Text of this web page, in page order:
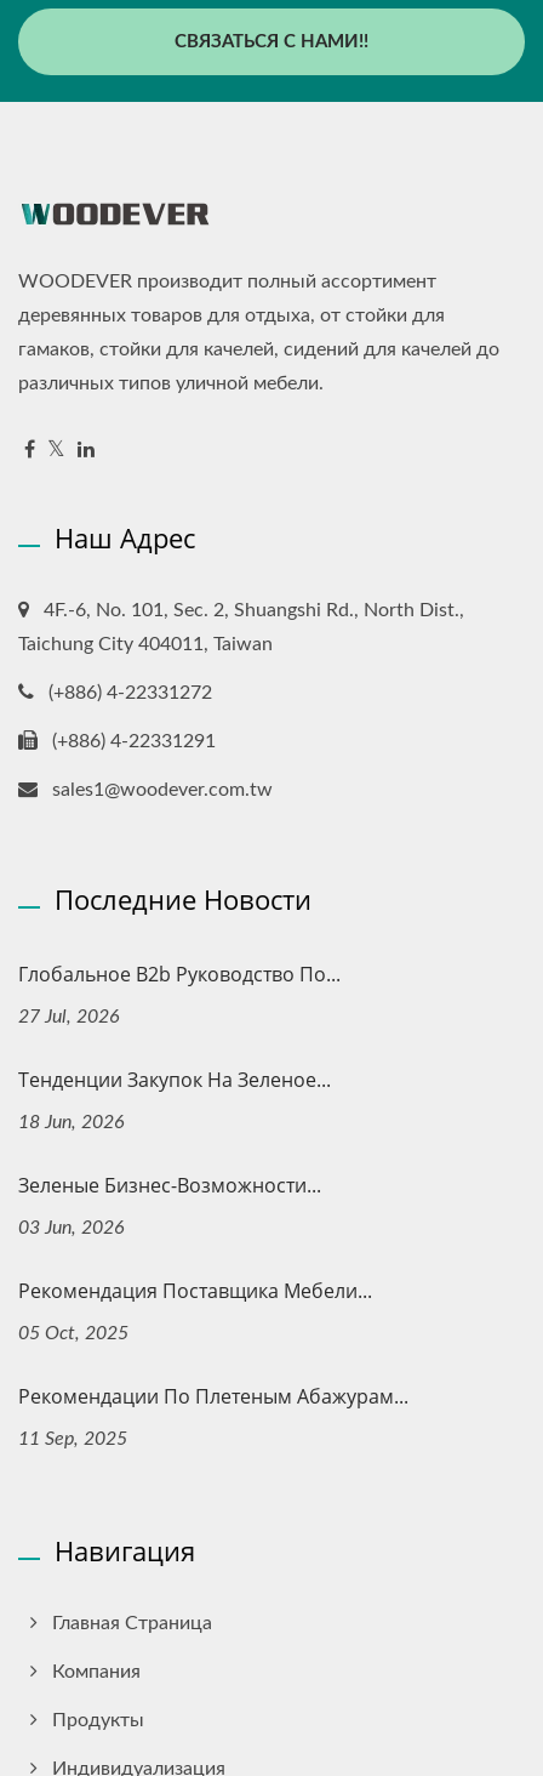
СВЯЗАТЬСЯ С НАМИ!!
WOODEVER производит полный ассортимент
деревянных товаров для отдыха, от стойки для
гамаков, стойки для качелей, сидений для качелей до
различных типов уличной мебели.
Наш Адрес
4F.-6, No. 101, Sec. 2, Shuangshi Rd., North Dist.,
Taichung City 404011, Taiwan
(+886) 4-22331272
(+886) 4-22331291
sales1@woodever.com.tw
Последние Новости
Глобальное B2b Руководство По...
27 Jul, 2026
Тенденции Закупок На Зеленое...
18 Jun, 2026
Зеленые Бизнес-Возможности...
03 Jun, 2026
Рекомендация Поставщика Мебели...
05 Oct, 2025
Рекомендации По Плетеным Абажурам...
11 Sep, 2025
Навигация
Главная Страница
Компания
Продукты
Индивидуализация